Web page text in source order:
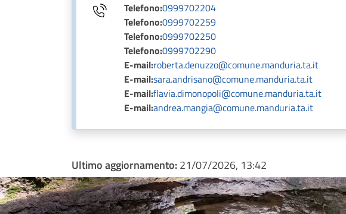
Telefono:0999702204
Telefono:0999702259
Telefono:0999702250
Telefono:0999702290
E-mail:roberta.denuzzo@comune.manduria.ta.it
E-mail:sara.andrisano@comune.manduria.ta.it
E-mail:flavia.dimonopoli@comune.manduria.ta.it
E-mail:andrea.mangia@comune.manduria.ta.it
Ultimo aggiornamento:21/07/2026, 13:42